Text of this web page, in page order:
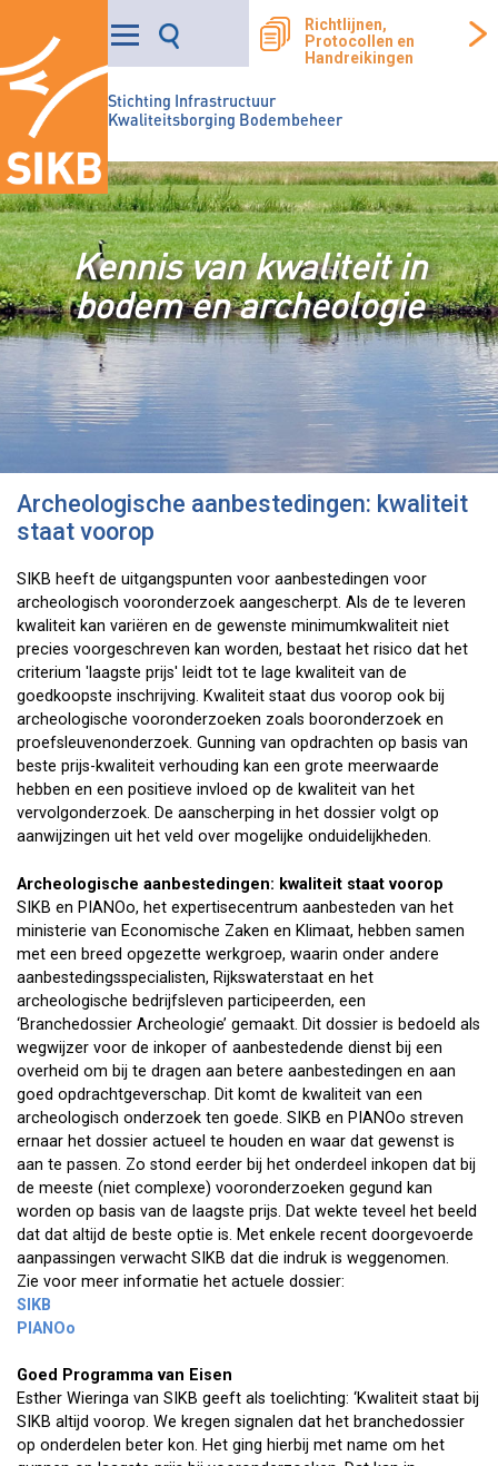
Stichting Infrastructuur
Kwaliteitsborging Bodembeheer
Richtlijnen,
Protocollen en
Handreikingen
Kennis van kwaliteit in
bodem en archeologie
Archeologische aanbestedingen: kwaliteit
staat voorop
SIKB heeft de uitgangspunten voor aanbestedingen voor
archeologisch vooronderzoek aangescherpt. Als de te leveren
kwaliteit kan variëren en de gewenste minimumkwaliteit niet
precies voorgeschreven kan worden, bestaat het risico dat het
criterium 'laagste prijs' leidt tot te lage kwaliteit van de
goedkoopste inschrijving. Kwaliteit staat dus voorop ook bij
archeologische vooronderzoeken zoals booronderzoek en
proefsleuvenonderzoek. Gunning van opdrachten op basis van
beste prijs-kwaliteit verhouding kan een grote meerwaarde
hebben en een positieve invloed op de kwaliteit van het
vervolgonderzoek. De aanscherping in het dossier volgt op
aanwijzingen uit het veld over mogelijke onduidelijkheden.
Archeologische aanbestedingen: kwaliteit staat voorop
SIKB en PIANOo, het expertisecentrum aanbesteden van het
ministerie van Economische Zaken en Klimaat, hebben samen
met een breed opgezette werkgroep, waarin onder andere
aanbestedingsspecialisten, Rijkswaterstaat en het
archeologische bedrijfsleven participeerden, een
‘Branchedossier Archeologie’ gemaakt. Dit dossier is bedoeld als
wegwijzer voor de inkoper of aanbestedende dienst bij een
overheid om bij te dragen aan betere aanbestedingen en aan
goed opdrachtgeverschap. Dit komt de kwaliteit van een
archeologisch onderzoek ten goede. SIKB en PIANOo streven
ernaar het dossier actueel te houden en waar dat gewenst is
aan te passen. Zo stond eerder bij het onderdeel inkopen dat bij
de meeste (niet complexe) vooronderzoeken gegund kan
worden op basis van de laagste prijs. Dat wekte teveel het beeld
dat dat altijd de beste optie is. Met enkele recent doorgevoerde
aanpassingen verwacht SIKB dat die indruk is weggenomen.
Zie voor meer informatie het actuele dossier:
SIKB
PIANOo
Goed Programma van Eisen
Esther Wieringa van SIKB geeft als toelichting: ‘Kwaliteit staat bij
SIKB altijd voorop. We kregen signalen dat het branchedossier
op onderdelen beter kon. Het ging hierbij met name om het